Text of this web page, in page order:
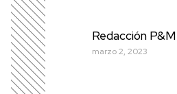
Redacción P&M
marzo 2, 2023